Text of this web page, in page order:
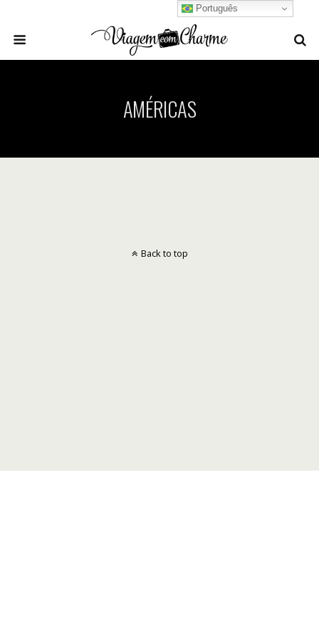
AMÉRICAS
Português
Back to top